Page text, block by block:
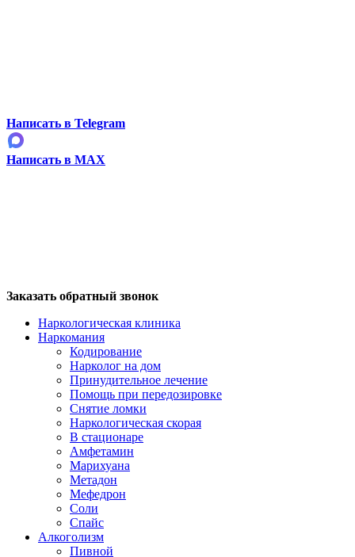
Написать в Telegram
Написать в MAX
Заказать обратный звонок
Наркологическая клиника
Наркомания
Кодирование
Нарколог на дом
Принудительное лечение
Помощь при передозировке
Снятие ломки
Наркологическая скорая
В стационаре
Амфетамин
Марихуана
Метадон
Мефедрон
Соли
Спайс
Алкоголизм
Пивной